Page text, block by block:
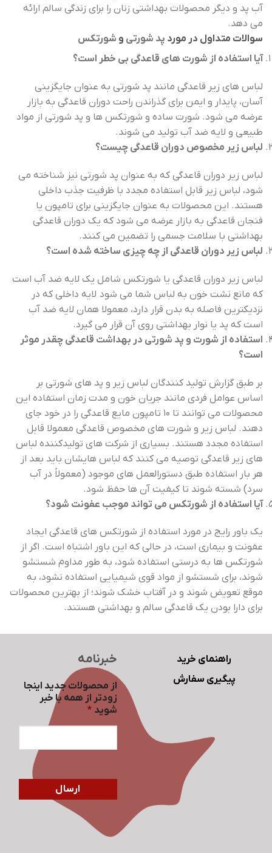
آب پد و دیگر محصولات بهداشتی زنان را برای زندگی سالم ارائه
می دهد.
سوالات متداول در مورد پد شورتی و شورتکس
آیا استفاده از شورت های قاعدگی بی خطر است؟
لباس های زیر قاعدگی مانند پد شورتی به عنوان جایگزینی
آسان، پایدار و ایمن برای گذراندن راحت دوران قاعدگی به بازار
عرضه می شود. شورت ساده و شورتکس ها و پد شورتی از مواد
طبیعی و لایه ضد آب تولید می شوند.
لباس زیر مخصوص دوران قاعدگی چیست؟
لباس زیر دوران قاعدگی که به عنوان پد شورتی نیز شناخته می
شود، لباس زیر قابل استفاده مجدد با ظرفیت جذب داخلی
هستند. این محصولات به عنوان جایگزینی برای تامپون یا
فنجان قاعدگی به بازار عرضه می شود که یک دوران قاعدگی
بهداشتی با سلامت جسمی را تضمین می کنند.
لباس زیر دوران قاعدگی از چه چیزی ساخته شده است؟
لباس زیر دوران قاعدگی یا شورتکس شامل یک لایه ضد آب است
که مانع نشت خون به لباس شما می شود لایه داخلی که در
نزدیکترین فاصله به بدن قرار دارد، معمولا همان لایه ضد آب
است که پد یا نوار بهداشتی روی آن قرار می گیرد.
استفاده از شورت و پد شورتی در بهداشت قاعدگی چقدر موثر
است؟
بر طبق گزارش تولید کنندگان لباس زیر و پد های شورتی بر
اساس عوامل فردی مانند جریان خون و مدت زمان استفاده این
محصولات می توانند تا 10 تامپون مایع قاعدگی را در خود جای
دهند. لباس زیر و شورت های مخصوص قاعدگی معمولا قابل
استفاده مجدد هستند. بسیاری از شرکت ‌های تولیدکننده لباس‌
های زیر قاعدگی توصیه می ‌کنند که لباس ‌هایشان باید بعد از
هر بار استفاده طبق دستورالعمل ‌های موجود (معمولاً در آب
سرد) شسته شوند تا کیفیت آن‌ ها حفظ شود.
آیا استفاده از شورتکس می تواند موجب عفونت شود؟
یک باور رایج در مورد استفاده از شورتکس های قاعدگی ایجاد
عفونت و بیماری است، در حالی که این باور اشتباه است. اگر از
شورتکس ها به درستی استفاده شود، به طور مداوم شستشو
شوند، برای شستشو از مواد قوی شیمیایی استفاده نشود، به
موقع تعویض شوند و در آفتاب خشک شوند؛ از بهترین محصولات
برای دارا بودن یک قاعدگی سالم و بهداشتی هستند.
راهنمای خرید
پیگیری سفارش
خبرنامه
از محصولات جدید اینجا
زودتر از همه با خبر
شوید *